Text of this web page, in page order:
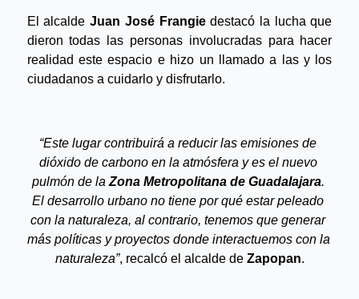
El alcalde Juan José Frangie destacó la lucha que
dieron todas las personas involucradas para hacer
realidad este espacio e hizo un llamado a las y los
ciudadanos a cuidarlo y disfrutarlo.
“Este lugar contribuirá a reducir las emisiones de
dióxido de carbono en la atmósfera y es el nuevo
pulmón de la Zona Metropolitana de Guadalajara.
El desarrollo urbano no tiene por qué estar peleado
con la naturaleza, al contrario, tenemos que generar
más políticas y proyectos donde interactuemos con la
naturaleza”, recalcó el alcalde de Zapopan.